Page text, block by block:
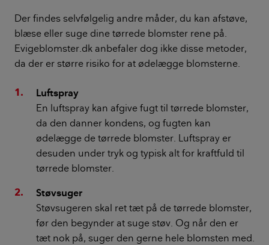
Der findes selvfølgelig andre måder, du kan afstøve,
blæse eller suge dine tørrede blomster rene på.
Evigeblomster.dk anbefaler dog ikke disse metoder,
da der er større risiko for at ødelægge blomsterne.
Luftspray
En luftspray kan afgive fugt til tørrede blomster,
da den danner kondens, og fugten kan
ødelægge de tørrede blomster. Luftspray er
desuden under tryk og typisk alt for kraftfuld til
tørrede blomster.
Støvsuger
Støvsugeren skal ret tæt på de tørrede blomster,
før den begynder at suge støv. Og når den er
tæt nok på, suger den gerne hele blomsten med.